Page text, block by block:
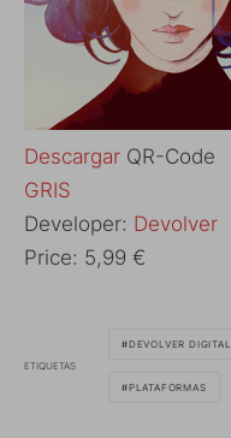
Descargar QR-Code
‎GRIS
Developer: Devolver
Price: 5,99 €
ETIQUETAS
DEVOLVER DIGITAL
PLATAFORMAS